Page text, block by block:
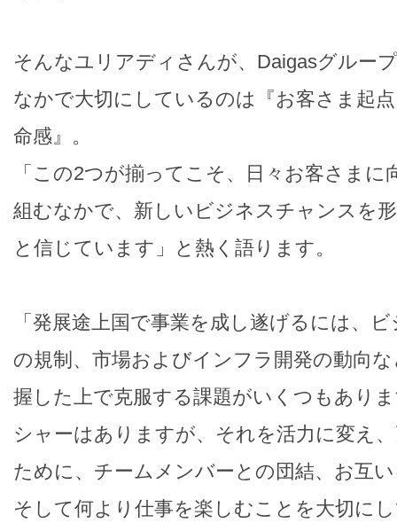
そんなユリアディさんが、Daigasグルー
なかで大切にしているのは『お客さま起
命感』。
「この2つが揃ってこそ、日々お客さまに
組むなかで、新しいビジネスチャンスを
と信じています」と熱く語ります。
「発展途上国で事業を成し遂げるには、
の規制、市場およびインフラ開発の動向
握した上で克服する課題がいくつもあり
シャーはありますが、それを活力に変え
ために、チームメンバーとの団結、お互
そして何より仕事を楽しむことを大切に